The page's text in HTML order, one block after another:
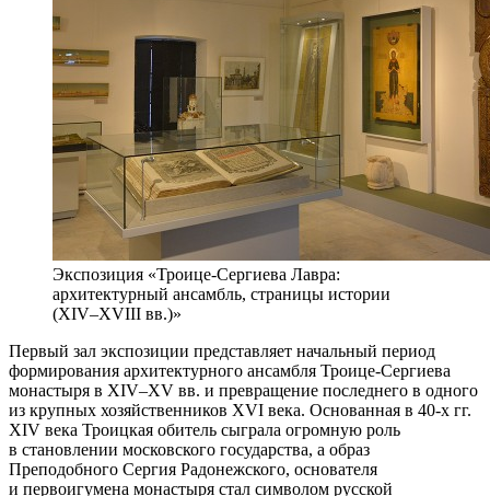
Экспозиция «Троице-Сергиева Лавра:
архитектурный ансамбль, страницы истории
(XIV–XVIII вв.)»
Первый зал экспозиции представляет начальный период
формирования архитектурного ансамбля Троице-Сергиева
монастыря в ХIV–ХV вв. и превращение последнего в одного
из крупных хозяйственников ХVI века. Основанная в 40-х гг.
XIV века Троицкая обитель сыграла огромную роль
в становлении московского государства, а образ
Преподобного Сергия Радонежского, основателя
и первоигумена монастыря стал символом русской